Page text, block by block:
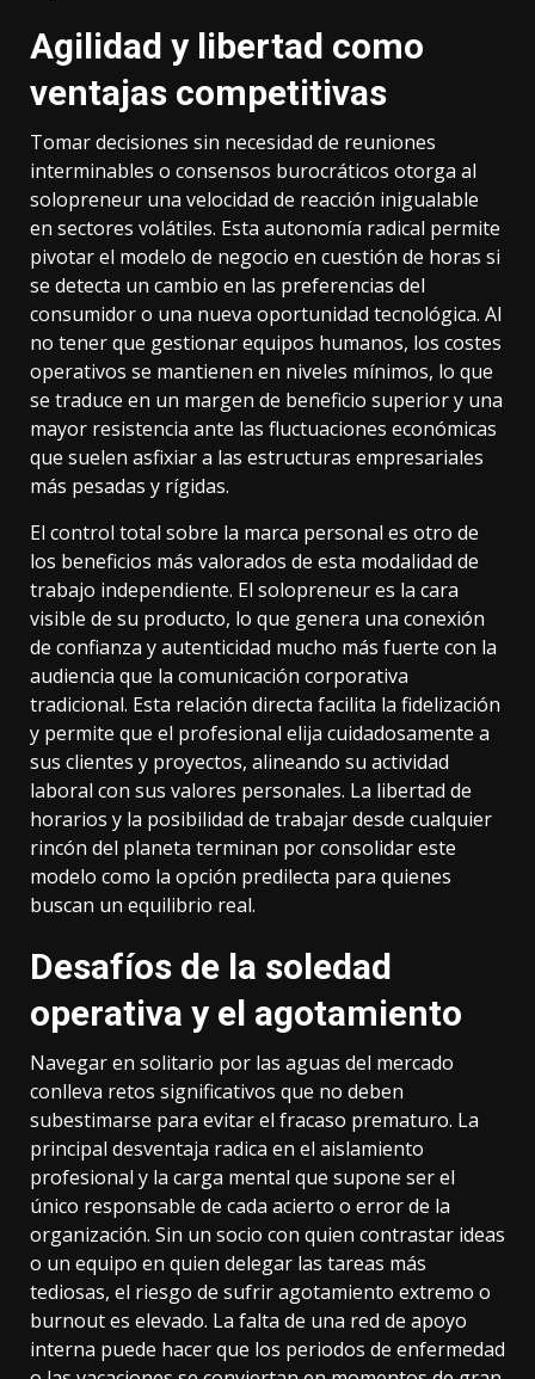
Agilidad y libertad como
ventajas competitivas
Tomar decisiones sin necesidad de reuniones
interminables o consensos burocráticos otorga al
solopreneur una velocidad de reacción inigualable
en sectores volátiles. Esta autonomía radical permite
pivotar el modelo de negocio en cuestión de horas si
se detecta un cambio en las preferencias del
consumidor o una nueva oportunidad tecnológica. Al
no tener que gestionar equipos humanos, los costes
operativos se mantienen en niveles mínimos, lo que
se traduce en un margen de beneficio superior y una
mayor resistencia ante las fluctuaciones económicas
que suelen asfixiar a las estructuras empresariales
más pesadas y rígidas.
El control total sobre la marca personal es otro de
los beneficios más valorados de esta modalidad de
trabajo independiente. El solopreneur es la cara
visible de su producto, lo que genera una conexión
de confianza y autenticidad mucho más fuerte con la
audiencia que la comunicación corporativa
tradicional. Esta relación directa facilita la fidelización
y permite que el profesional elija cuidadosamente a
sus clientes y proyectos, alineando su actividad
laboral con sus valores personales. La libertad de
horarios y la posibilidad de trabajar desde cualquier
rincón del planeta terminan por consolidar este
modelo como la opción predilecta para quienes
buscan un equilibrio real.
Desafíos de la soledad
operativa y el agotamiento
Navegar en solitario por las aguas del mercado
conlleva retos significativos que no deben
subestimarse para evitar el fracaso prematuro. La
principal desventaja radica en el aislamiento
profesional y la carga mental que supone ser el
único responsable de cada acierto o error de la
organización. Sin un socio con quien contrastar ideas
o un equipo en quien delegar las tareas más
tediosas, el riesgo de sufrir agotamiento extremo o
burnout es elevado. La falta de una red de apoyo
interna puede hacer que los periodos de enfermedad